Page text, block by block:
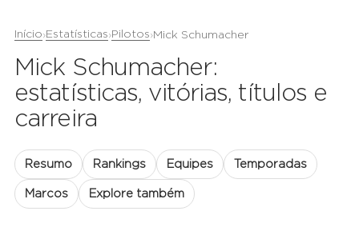
Início›Estatísticas›Pilotos›Mick Schumacher
Mick Schumacher:
estatísticas, vitórias, títulos e
carreira
Resumo Rankings Equipes Temporadas
Marcos Explore também